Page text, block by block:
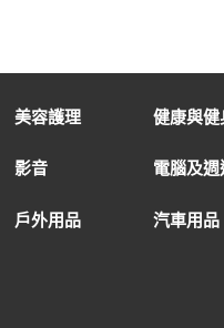
美容護理 健康與健
影音 電腦及
戶外用品 汽車用品